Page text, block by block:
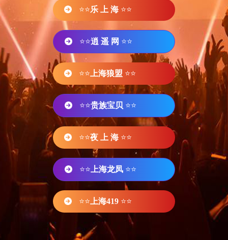
⭐⭐乐 上 海 ⭐⭐
⭐⭐逍 遥 网 ⭐⭐
⭐⭐ 上海狼盟 ⭐⭐
⭐⭐贵族宝贝 ⭐⭐
⭐⭐夜 上 海 ⭐⭐
⭐⭐ 上海龙凤 ⭐⭐
⭐⭐ 上海419 ⭐⭐